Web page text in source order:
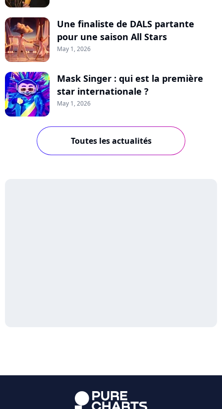
Une finaliste de DALS partante
pour une saison All Stars
May 1, 2026
Mask Singer : qui est la première
star internationale ?
May 1, 2026
Toutes les actualités